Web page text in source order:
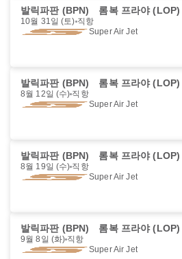
발릭파판 (BPN) 롬복 프라야 (LOP)
10월 31일 (토) 직항
Super Air Jet
발릭파판 (BPN) 롬복 프라야 (LOP)
8월 12일 (수) 직항
Super Air Jet
발릭파판 (BPN) 롬복 프라야 (LOP)
8월 19일 (수) 직항
Super Air Jet
발릭파판 (BPN) 롬복 프라야 (LOP)
9월 8일 (화) 직항
Super Air Jet